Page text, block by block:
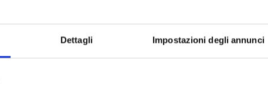
Dettagli Impostazioni degli annunci